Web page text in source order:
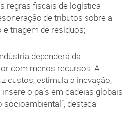
regras fiscais de logística
de tributos sobre a
e triagem de resíduos;
dependerá da
com menos recursos. A
custos, estimula a inovação,
o país em cadeias globais
socioambiental”, destaca